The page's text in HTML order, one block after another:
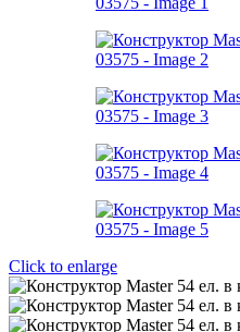
Click to enlarge